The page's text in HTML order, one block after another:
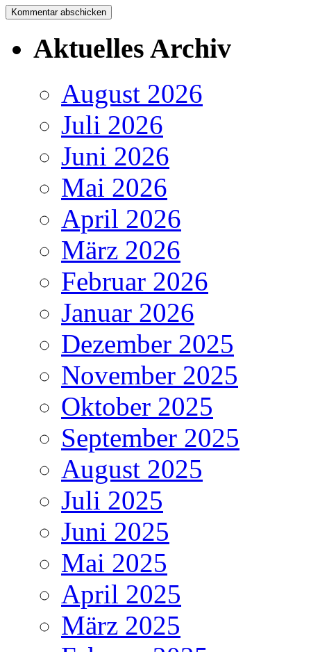
Aktuelles Archiv
August 2026
Juli 2026
Juni 2026
Mai 2026
April 2026
März 2026
Februar 2026
Januar 2026
Dezember 2025
November 2025
Oktober 2025
September 2025
August 2025
Juli 2025
Juni 2025
Mai 2025
April 2025
März 2025